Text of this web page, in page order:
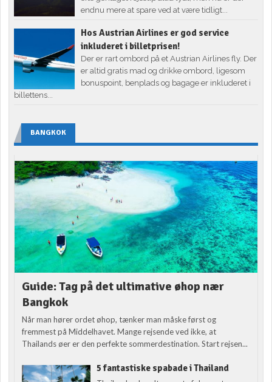
endnu mere at spare ved at være tidligt...
Hos Austrian Airlines er god service
inkluderet i billetprisen!
Der er rart ombord på et Austrian Airlines fly. Der
er altid gratis mad og drikke ombord, ligesom
bonuspoint, benplads og bagage er inkluderet i
billettens...
BANGKOK
Guide: Tag på det ultimative øhop nær
Bangkok
Når man hører ordet øhop, tænker man måske først og
fremmest på Middelhavet. Mange rejsende ved ikke, at
Thailands øer er den perfekte sommerdestination. Start rejsen...
5 fantastiske spabade i Thailand